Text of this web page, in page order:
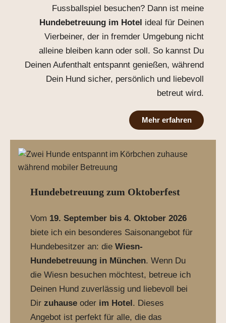
Fussballspiel besuchen? Dann ist meine
Hundebetreuung im Hotel ideal für Deinen
Vierbeiner, der in fremder Umgebung nicht
alleine bleiben kann oder soll. So kannst Du
Deinen Aufenthalt entspannt genießen, während
Dein Hund sicher, persönlich und liebevoll
betreut wird.
Mehr erfahren
Hundebetreuung zum Oktoberfest
Vom 19. September bis 4. Oktober 2026
biete ich ein besonderes Saisonangebot für
Hundebesitzer an: die Wiesn-
Hundebetreuung in München. Wenn Du
die Wiesn besuchen möchtest, betreue ich
Deinen Hund zuverlässig und liebevoll bei
Dir zuhause oder im Hotel. Dieses
Angebot ist perfekt für alle, die das